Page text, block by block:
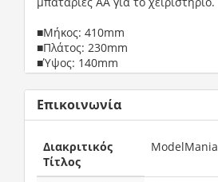
■Μήκος: 410mm
■Πλάτος: 230mm
■Ύψος: 140mm
Επικοινωνία
Διακριτικός
Τίτλος
ModelMania